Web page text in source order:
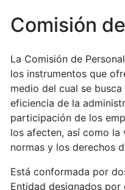
Comisión
La Comisión de
los instrumentos que
medio del cual se
eficiencia de la
participación de los
los afecten, así como
normas y los derechos
Está conformada por
Entidad designados